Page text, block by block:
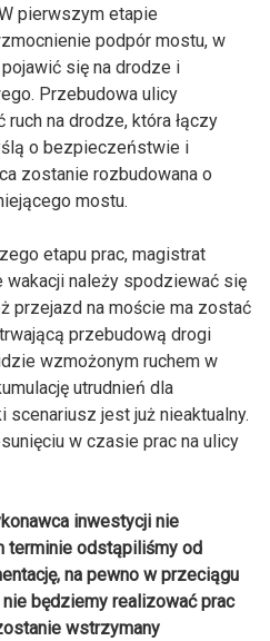
pierwszym etapie
podpór mostu, w
się na drodze i
Przebudowa ulicy
ruch na drodze, która łączy
o bezpieczeństwie i
zostanie rozbudowana o
mostu.
etapu prac, magistrat
wakacji należy spodziewać się
przejazd na moście ma zostać
przebudową drogi
wzmożonym ruchem w
utrudnień dla
scenariusz jest już nieaktualny.
w czasie prac na ulicy
inwestycji nie
terminie odstąpiliśmy od
na pewno w przeciągu
będziemy realizować prac
wstrzymany